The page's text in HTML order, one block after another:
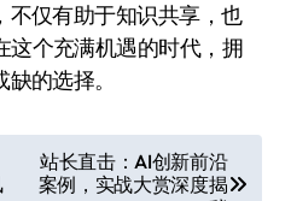
仅有助于知识共享，也
这个充满机遇的时代，拥
的选择。
站长直击：AI创新前沿
案例，实战大赏深度揭